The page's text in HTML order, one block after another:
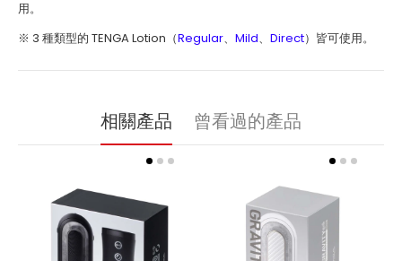
用。
※ 3 種類型的 TENGA Lotion（Regular、 Mild、 Direct）皆可使用。
相關產品 曾看過的產品